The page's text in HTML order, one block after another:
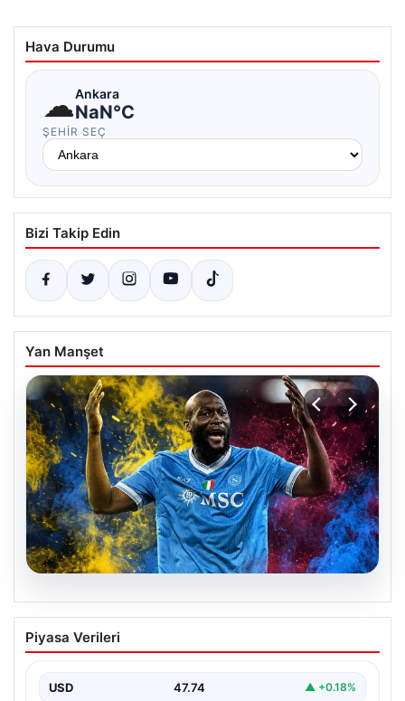
Hava Durumu
☁Ankara
NaN°C
ŞEHIR SEÇ
Bizi Takip Edin
Yan Manşet
Fenerbahçe istemişti, Trabzonspor
Lukaku’yu da alıyor!
Piyasa Verileri
USD 47.74 ▲ +0.18%